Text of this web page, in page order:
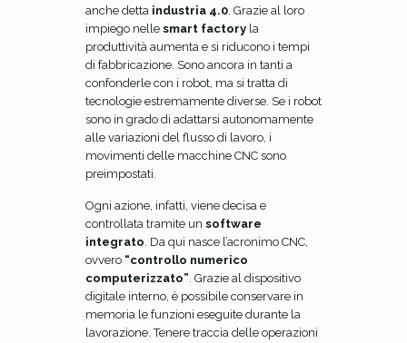
anche detta industria 4.0. Grazie al loro
impiego nelle smart factory la
produttività aumenta e si riducono i tempi
di fabbricazione. Sono ancora in tanti a
confonderle con i robot, ma si tratta di
tecnologie estremamente diverse. Se i robot
sono in grado di adattarsi autonomamente
alle variazioni del flusso di lavoro, i
movimenti delle macchine CNC sono
preimpostati.
Ogni azione, infatti, viene decisa e
controllata tramite un software
integrato. Da qui nasce l’acronimo CNC,
ovvero “controllo numerico
computerizzato”. Grazie al dispositivo
digitale interno, è possibile conservare in
memoria le funzioni eseguite durante la
lavorazione. Tenere traccia delle operazioni